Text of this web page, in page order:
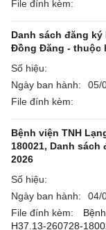
File đính kèm:
Danh sách đăng
Đồng Đăng - thuộc
Số hiệu:
Ngày ban hành:
05/
File đính kèm:
Bệnh viện TNH
180021, Danh
2026
Số hiệu:
Ngày ban hành:
04/
File đính kèm:
H37.13-260728-